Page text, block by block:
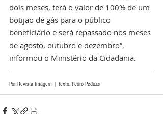
dois meses, terá o valor de 100% de um
botijão de gás para o público
beneficiário e será repassado nos meses
de agosto, outubro e dezembro”,
informou o Ministério da Cidadania.
Por Revista Imagem | Texto: Pedro Peduzzi